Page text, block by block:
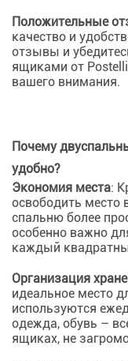
Положительные
качество и
отзывы и
ящиками от
вашего внимания.
Почему
удобно?
Экономия места:
освободить
спальню более
особенно важно
каждый
Организация
идеальное место
используются
одежда, обувь –
ящиках, не